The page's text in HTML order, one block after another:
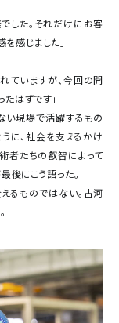
した。それだけにお客
感じました」
ていますが、今回の開
はずです」
い現場で活躍するもの
に、社会を支えるかけ
者たちの叡智によって
後にこう語った。
るものではない。古河